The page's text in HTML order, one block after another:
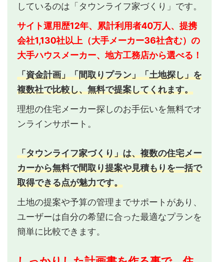
しているのは「タウンライフ家づくり」です。
サイト運用歴12年、累計利用者40万人、提携
会社1,130社以上（大手メーカー36社含む）の
大手ハウスメーカー、地方工務店から選べる！
「資金計画」「間取りプラン」「土地探し」を
複数社で比較し、無料で提案してくれます。
理想の住宅メーカー探しのお手伝いを無料でオ
ンラインサポート。
「タウンライフ家づくり」は、複数の住宅メー
カーから無料で間取り提案や見積もりを一括で
取得できる点が魅力です。
土地の提案や予算の管理までサポートがあり、
ユーザーは自分の希望に合った最適なプランを
簡単に比較できます。